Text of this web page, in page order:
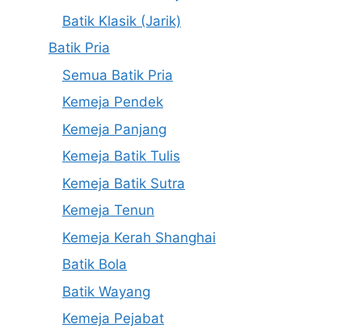
Batik Klasik (Jarik)
Batik Pria
Semua Batik Pria
Kemeja Pendek
Kemeja Panjang
Kemeja Batik Tulis
Kemeja Batik Sutra
Kemeja Tenun
Kemeja Kerah Shanghai
Batik Bola
Batik Wayang
Kemeja Pejabat